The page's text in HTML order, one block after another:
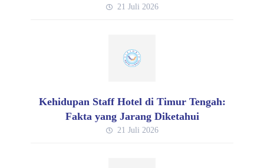
21 Juli 2026
Kehidupan Staff Hotel di Timur Tengah:
Fakta yang Jarang Diketahui
21 Juli 2026